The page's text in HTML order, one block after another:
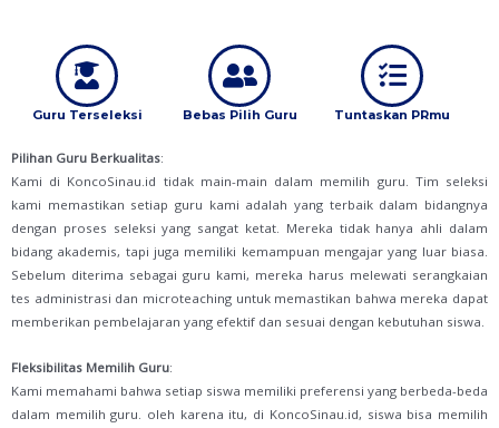
Guru Terseleksi Bebas Pilih Guru Tuntaskan PRmu
Pilihan Guru Berkualitas:
Kami di KoncoSinau.id tidak main-main dalam memilih guru. Tim seleksi
kami memastikan setiap guru kami adalah yang terbaik dalam bidangnya
dengan proses seleksi yang sangat ketat. Mereka tidak hanya ahli dalam
bidang akademis, tapi juga memiliki kemampuan mengajar yang luar biasa.
Sebelum diterima sebagai guru kami, mereka harus melewati serangkaian
tes administrasi dan microteaching untuk memastikan bahwa mereka dapat
memberikan pembelajaran yang efektif dan sesuai dengan kebutuhan siswa.
Fleksibilitas Memilih Guru:
Kami memahami bahwa setiap siswa memiliki preferensi yang berbeda-beda
dalam memilih guru. oleh karena itu, di KoncoSinau.id, siswa bisa memilih